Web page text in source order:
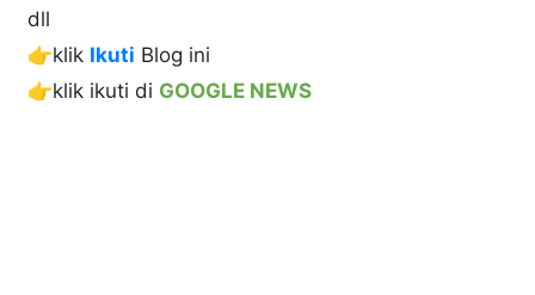
dll
👉klik Ikuti Blog ini
👉klik ikuti di GOOGLE NEWS